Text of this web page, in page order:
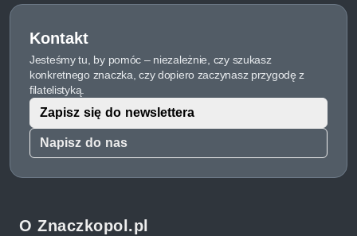
Kontakt
Jesteśmy tu, by pomóc – niezależnie, czy szukasz
konkretnego znaczka, czy dopiero zaczynasz przygodę z
filatelistyką.
Napisz do nas
Zapisz się do newslettera
O Znaczkopol.pl